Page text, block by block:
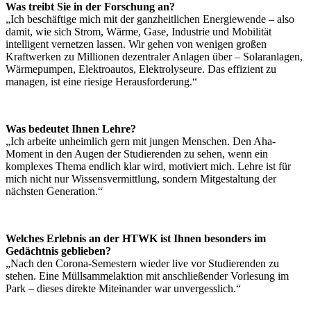
Was treibt Sie in der Forschung an?
„Ich beschäftige mich mit der ganzheitlichen Energiewende – also
damit, wie sich Strom, Wärme, Gase, Industrie und Mobilität
intelligent vernetzen lassen. Wir gehen von wenigen großen
Kraftwerken zu Millionen dezentraler Anlagen über – Solaranlagen,
Wärmepumpen, Elektroautos, Elektrolyseure. Das effizient zu
managen, ist eine riesige Herausforderung.“
Was bedeutet Ihnen Lehre?
„Ich arbeite unheimlich gern mit jungen Menschen. Den Aha-
Moment in den Augen der Studierenden zu sehen, wenn ein
komplexes Thema endlich klar wird, motiviert mich. Lehre ist für
mich nicht nur Wissensvermittlung, sondern Mitgestaltung der
nächsten Generation.“
Welches Erlebnis an der HTWK ist Ihnen besonders im
Gedächtnis geblieben?
„Nach den Corona-Semestern wieder live vor Studierenden zu
stehen. Eine Müllsammelaktion mit anschließender Vorlesung im
Park – dieses direkte Miteinander war unvergesslich.“